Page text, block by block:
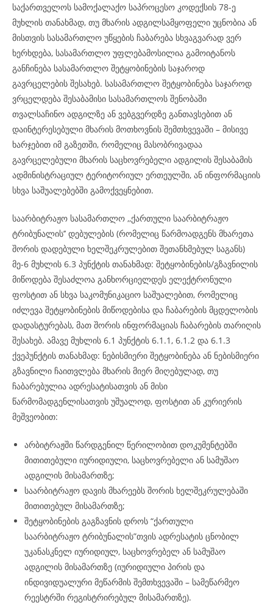
საქართველოს სამოქალაქო საპროცესო კოდექსის 78-ე
მუხლის თანახმად, თუ მხარის ადგილსამყოფელი უცნობია ან
მისთვის სასამართლო უწყების ჩაბარება სხვაგვარად ვერ
ხერხდება, სასამართლო უფლებამოსილია გამოიტანოს
განჩინება სასამართლო შეტყობინების საჯაროდ
გავრცელების შესახებ. სასამართლო შეტყობინება საჯაროდ
ვრცელდება შესაბამისი სასამართლოს შენობაში
თვალსაჩინო ადგილზე ან ვებგვერდზე განთავსებით ან
დაინტერესებული მხარის მოთხოვნის შემთხვევაში – მისივე
ხარჯებით იმ გაზეთში, რომელიც მასობრივადაა
გავრცელებული მხარის საცხოვრებელი ადგილის შესაბამის
ადმინისტრაციულ ტერიტორიულ ერთეულში, ან ინფორმაციის
სხვა საშუალებებში გამოქვეყნებით.
საარბიტრაჟო სასამართლო ,,ქართული საარბიტრაჟო
ტრიბუნალის’’ დებულების (რომელიც წარმოადგენს მხარეთა
შორის დადებული ხელშეკრულებით შეთანხმებულ საგანს)
მე-6 მუხლის 6.3 პუნქტის თანახმად: შეტყობინების/გზავნილის
მიწოდება შესაძლოა განხორციელდეს ელექტრონული
ფოსტით ან სხვა საკომუნიკაციო საშუალებით, რომელიც
იძლევა შეტყობინების მიწოდებისა და ჩაბარების მცდელობის
დადასტურებას, მათ შორის ინფორმაციას ჩაბარების თარიღის
შესახებ. ამავე მუხლის 6.1 პუნქტის 6.1.1, 6.1.2 და 6.1.3
ქვეპუნქტის თანახმად: ნებისმიერი შეტყობინება ან ნებისმიერი
გზავნილი ჩაითვლება მხარის მიერ მიღებულად, თუ
ჩაბარებულია ადრესატისათვის ან მისი
წარმომადგენლისათვის უშუალოდ, ფოსტით ან კურიერის
მეშვეობით:
არბიტრაჟში წარდგენილ წერილობით დოკუმენტებში
მითითებული იურიდიული, საცხოვრებელი ან სამუშაო
ადგილის მისამართზე;
საარბიტრაჟო დავის მხარეებს შორის ხელშეკრულებაში
მითითებულ მისამართზე;
შეტყობინების გაგზავნის დროს “ქართული
საარბიტრაჟო ტრიბუნალის”თვის ადრესატის ცნობილ
უკანასკნელ იურიდიულ, საცხოვრებელ ან სამუშაო
ადგილის მისამართზე (იურიდიული პირის და
ინდივიდუალური მეწარმის შემთხვევაში – სამეწარმეო
რეესტრში რეგისტრირებულ მისამართზე).